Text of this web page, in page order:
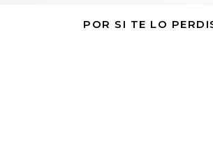
POR SI TE LO